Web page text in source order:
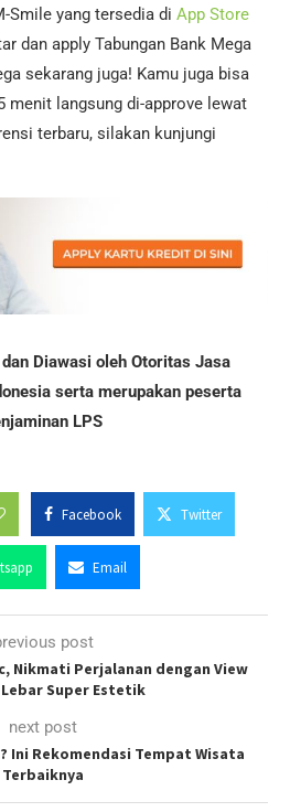
Smile yang tersedia di App Store
dan apply Tabungan Bank Mega
sekarang juga! Kamu juga bisa
menit langsung di-approve lewat
terbaru, silakan kunjungi
Diawasi oleh Otoritas Jasa
serta merupakan peserta
LPS
Facebook Twitter
Email
post
Nikmati Perjalanan dengan View
Super Estetik
next post
Ini Rekomendasi Tempat Wisata
Terbaiknya